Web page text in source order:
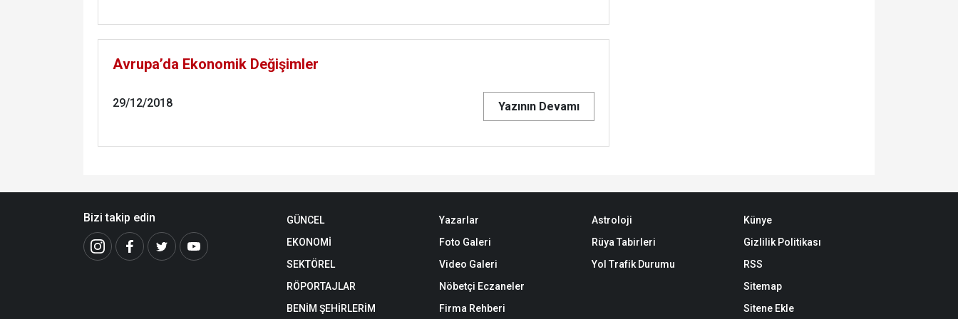
Avrupa’da Ekonomik Değişimler
29/12/2018 Yazının Devamı
Bizi takip edin
GÜNCEL
EKONOMİ
SEKTÖREL
RÖPORTAJLAR
BENİM ŞEHİRLERİM
Yazarlar
Foto Galeri
Video Galeri
Nöbetçi Eczaneler
Firma Rehberi
Astroloji
Rüya Tabirleri
Yol Trafik Durumu
Künye
Gizlilik Politikası
RSS
Sitemap
Sitene Ekle